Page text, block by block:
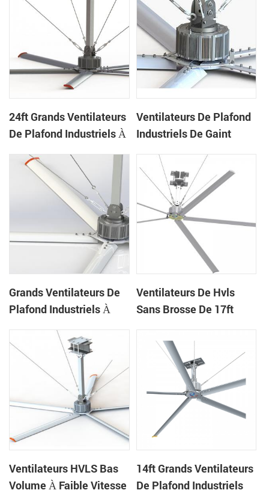
Pour L'entrepôt
24ft Grands Ventilateurs
De Plafond Industriels À
Ventilateurs De Plafond
Industriels De Gaint
De 20ft Pour L'entrepôt
Grands Ventilateurs De
Plafond Industriels À
Pour Les Ateliers De 24
Pieds
Ventilateurs De Hvls
Sans Brosse De 17ft
L'entrepôt Logistique
Ventilateurs HVLS Bas
Volume À Faible Vitesse
14ft Grands Ventilateurs
De Plafond Industriels